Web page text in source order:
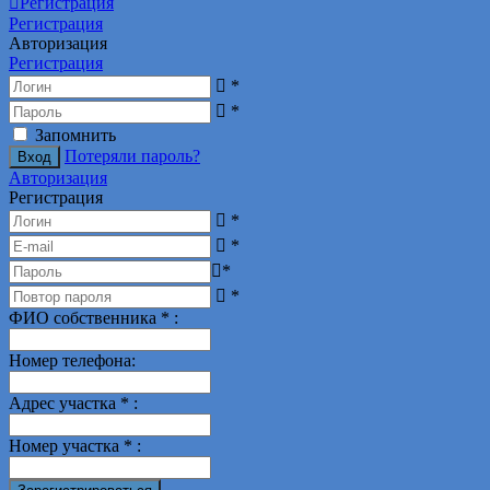
Регистрация
Авторизация
Регистрация
*
*
Запомнить
Потеряли пароль?
Авторизация
Регистрация
*
*
*
*
ФИО собственника * :
Номер телефона:
Адрес участка * :
Номер участка * :